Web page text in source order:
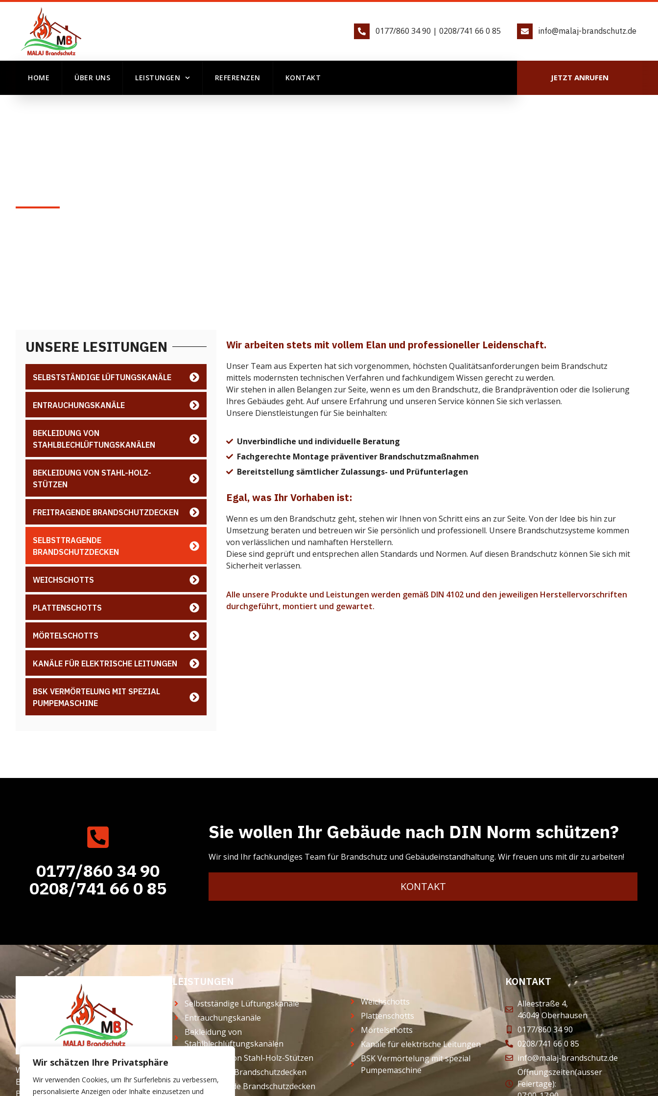
Wir schätzen Ihre Privatsphäre
Wir verwenden Cookies, um Ihr Surferlebnis zu verbessern,
personalisierte Anzeigen oder Inhalte einzusetzen und
0177/860 34 90 | 0208/741 66 0 85 info@malaj-brandschutz.de
HOME ÜBER UNS LEISTUNGEN REFERENZEN KONTAKT JETZT ANRUFEN
UNSERE LESITUNGEN
SELBSTSTÄNDIGE LÜFTUNGSKANÄLE
ENTRAUCHUNGSKANÄLE
BEKLEIDUNG VON
STAHLBLECHLÜFTUNGSKANÄLEN
BEKLEIDUNG VON STAHL-HOLZ-
STÜTZEN
FREITRAGENDE BRANDSCHUTZDECKEN
SELBSTTRAGENDE
BRANDSCHUTZDECKEN
WEICHSCHOTTS
PLATTENSCHOTTS
MÖRTELSCHOTTS
KANÄLE FÜR ELEKTRISCHE LEITUNGEN
BSK VERMÖRTELUNG MIT SPEZIAL
PUMPEMASCHINE
Wir arbeiten stets mit vollem Elan und professioneller Leidenschaft.
Unser Team aus Experten hat sich vorgenommen, höchsten Qualitätsanforderungen beim Brandschutz
mittels modernsten technischen Verfahren und fachkundigem Wissen gerecht zu werden.
Wir stehen in allen Belangen zur Seite, wenn es um den Brandschutz, die Brandprävention oder die Isolierung
Ihres Gebäudes geht. Auf unsere Erfahrung und unseren Service können Sie sich verlassen.
Unsere Dienstleistungen für Sie beinhalten:
Unverbindliche und individuelle Beratung
Fachgerechte Montage präventiver Brandschutzmaßnahmen
Bereitstellung sämtlicher Zulassungs- und Prüfunterlagen
Egal, was Ihr Vorhaben ist:
Wenn es um den Brandschutz geht, stehen wir Ihnen von Schritt eins an zur Seite. Von der Idee bis hin zur
Umsetzung beraten und betreuen wir Sie persönlich und professionell. Unsere Brandschutzsysteme kommen
von verlässlichen und namhaften Herstellern.
Diese sind geprüft und entsprechen allen Standards und Normen. Auf diesen Brandschutz können Sie sich mit
Sicherheit verlassen.
Alle unsere Produkte und Leistungen werden gemäß DIN 4102 und den jeweiligen Herstellervorschriften
durchgeführt, montiert und gewartet.
0177/860 34 90
0208/741 66 0 85
Sie wollen Ihr Gebäude nach DIN Norm schützen?
Wir sind Ihr fachkundiges Team für Brandschutz und Gebäudeinstandhaltung. Wir freuen uns mit dir zu arbeiten!
KONTAKT
Willkommen auf der Website von Malaj
Brandschutz, Ihrem Baugutachter und
Bautenschutz-Experten in Oberhausen…
LEISTUNGEN
Selbstständige Lüftungskanäle
Entrauchungskanäle
Bekleidung von
Stahlblechlüftungskanälen
Bekleidung von Stahl-Holz-Stützen
Freitragende Brandschutzdecken
Selbsttragende Brandschutzdecken
Weichschotts
Plattenschotts
Mörtelschotts
Kanäle für elektrische Leitungen
BSK Vermörtelung mit spezial
Pumpemaschine
KONTAKT
Alleestraße 4,
46049 Oberhausen
0177/860 34 90
0208/741 66 0 85
info@malaj-brandschutz.de
Öffnungszeiten(ausser
Feiertage):